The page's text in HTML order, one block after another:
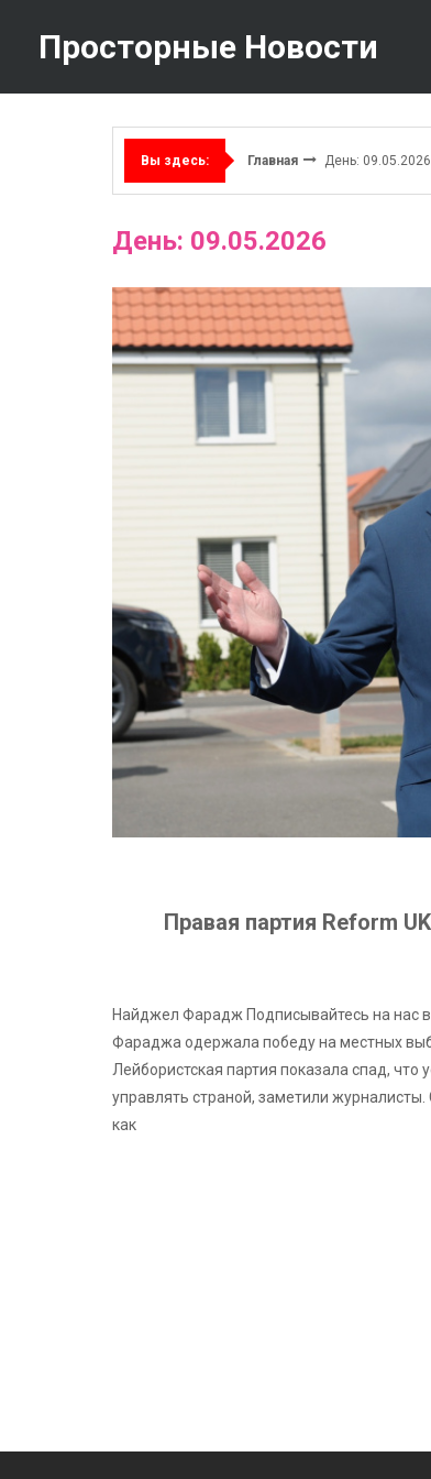
содержимому
Просторные Новости
Вы здесь: Главная День: 09.05.2026
День: 09.05.2026
Правая партия Reform
Найджел Фарадж Подписывайтесь на нас
Фараджа одержала победу на местных
Лейбористская партия показала спад,
управлять страной, заметили
как